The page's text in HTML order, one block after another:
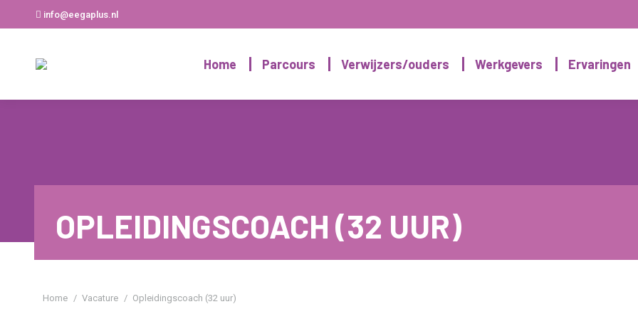
info@eegaplus.nl
Home Parcours Verwijzers/ouders Werkgevers Ervaringen
OPLEIDINGSCOACH (32 UUR)
Home Vacature Opleidingscoach (32 uur)